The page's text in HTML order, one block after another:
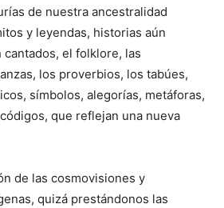
de nuestra ancestralidad
y leyendas, historias aún
cantados, el folklore, las
los proverbios, los tabúes,
símbolos, alegorías, metáforas,
que reflejan una nueva
de las cosmovisiones y
quizá prestándonos las